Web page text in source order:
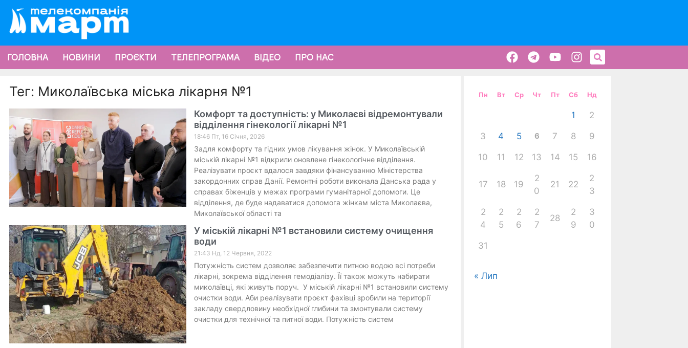
ГОЛОВНА НОВИНИ ПРОЄКТИ ТЕЛЕПРОГРАМА ВІДЕО ПРО НАС
Тег: Миколаївська міська лікарня №1
Комфорт та доступність: у Миколаєві відремонтували
відділення гінекології лікарні №1
18:46 Пт, 16 Січня, 2026
Задля комфорту та гідних умов лікування жінок. У Миколаївській
міській лікарні №1 відкрили оновлене гінекологічне відділення.
Реалізувати проєкт вдалося завдяки фінансуванню Міністерства
закордонних справ Данії. Ремонтні роботи виконала Данська рада у
справах біженців у межах програми гуманітарної допомоги. Це
відділення, де буде надаватися допомога жінкам міста Миколаєва,
Миколаївської області та
У міській лікарні №1 встановили систему очищення
води
21:43 Нд, 12 Червня, 2022
Потужність систем дозволяє забезпечити питною водою всі потреби
лікарні, зокрема відділення гемодіалізу. Її також можуть набирати
миколаївці, які живуть поруч. У міській лікарні №1 встановили систему
очистки води. Аби реалізувати проєкт фахівці зробили на території
закладу свердловину необхідної глибини та змонтували систему
очистки для технічної та питної води. Потужність систем
Пн Вт Ср Чт Пт Сб Нд
1 2
3 4 5 6 7 8 9
10 11 12 13 14 15 16
17 18 19
2
0
21 22
2
3
2
4
2
5
2
6
2
7
28
2
9
3
0
31
« Лип